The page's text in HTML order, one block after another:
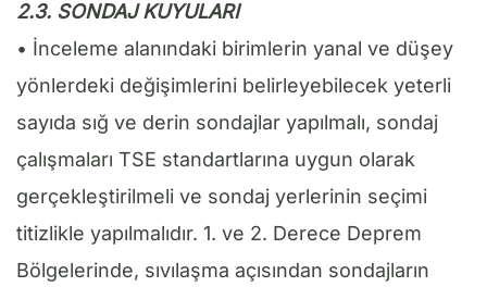
2.3. SONDAJ KUYULARI
• İnceleme alanındaki birimlerin yanal ve düşey
yönlerdeki değişimlerini belirleyebilecek yeterli
sayıda sığ ve derin sondajlar yapılmalı, sondaj
çalışmaları TSE standartlarına uygun olarak
gerçekleştirilmeli ve sondaj yerlerinin seçimi
titizlikle yapılmalıdır. 1. ve 2. Derece Deprem
Bölgelerinde, sıvılaşma açısından sondajların